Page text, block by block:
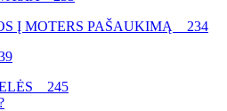
Į MOTERS PAŠAUKIMĄ 234
245